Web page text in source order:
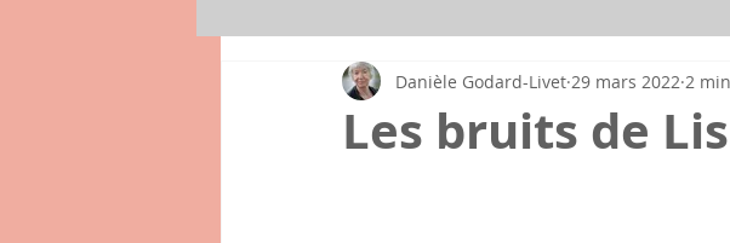
mon histoire familiale
Les bruits de
Danièle Godard-Livet 29 mars 2022 2